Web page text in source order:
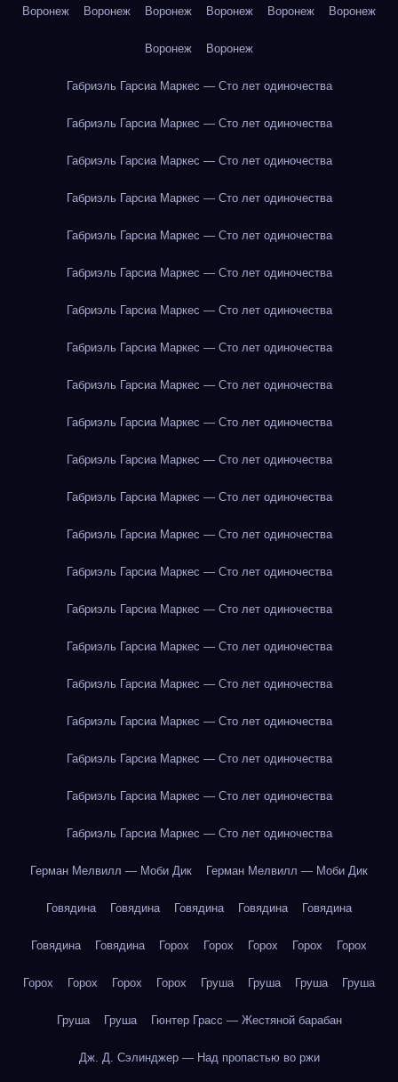
Воронеж Воронеж Воронеж Воронеж Воронеж Воронеж
Воронеж Воронеж
Габриэль Гарсиа Маркес — Сто лет одиночества
Габриэль Гарсиа Маркес — Сто лет одиночества
Габриэль Гарсиа Маркес — Сто лет одиночества
Габриэль Гарсиа Маркес — Сто лет одиночества
Габриэль Гарсиа Маркес — Сто лет одиночества
Габриэль Гарсиа Маркес — Сто лет одиночества
Габриэль Гарсиа Маркес — Сто лет одиночества
Габриэль Гарсиа Маркес — Сто лет одиночества
Габриэль Гарсиа Маркес — Сто лет одиночества
Габриэль Гарсиа Маркес — Сто лет одиночества
Габриэль Гарсиа Маркес — Сто лет одиночества
Габриэль Гарсиа Маркес — Сто лет одиночества
Габриэль Гарсиа Маркес — Сто лет одиночества
Габриэль Гарсиа Маркес — Сто лет одиночества
Габриэль Гарсиа Маркес — Сто лет одиночества
Габриэль Гарсиа Маркес — Сто лет одиночества
Габриэль Гарсиа Маркес — Сто лет одиночества
Габриэль Гарсиа Маркес — Сто лет одиночества
Габриэль Гарсиа Маркес — Сто лет одиночества
Габриэль Гарсиа Маркес — Сто лет одиночества
Габриэль Гарсиа Маркес — Сто лет одиночества
Герман Мелвилл — Моби Дик Герман Мелвилл — Моби Дик
Говядина Говядина Говядина Говядина Говядина
Говядина Говядина Горох Горох Горох Горох Горох
Горох Горох Горох Горох Груша Груша Груша Груша
Груша Груша Гюнтер Грасс — Жестяной барабан
Дж. Д. Сэлинджер — Над пропастью во ржи